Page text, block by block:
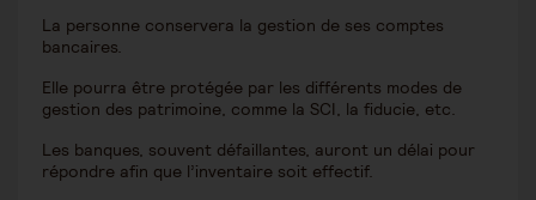
La personne conservera la gestion de ses comptes
bancaires.
Elle pourra être protégée par les différents modes de
gestion des patrimoine, comme la SCI, la fiducie, etc.
Les banques, souvent défaillantes, auront un délai pour
répondre afin que l’inventaire soit effectif.